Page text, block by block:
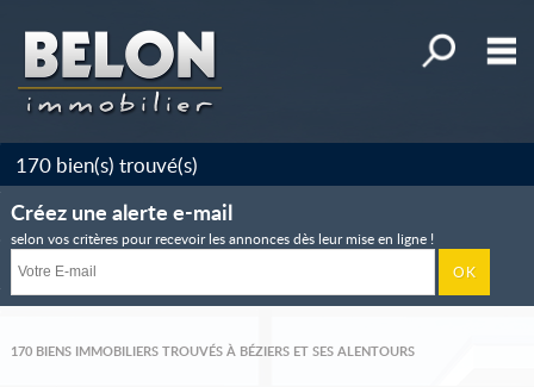
Affiner la
Maisons, villas, propriétés
Appartements
Terrains
Immeubles
Commerces et Entreprises
Mes sélections
170 bien(s) trouvé(s)
Créez une alerte e-mail
selon vos critères pour recevoir les annonces dès leur mise en ligne !
170BIENS IMMOBILIERS TROUVÉS À BÉZIERS ET SES ALENTOURS